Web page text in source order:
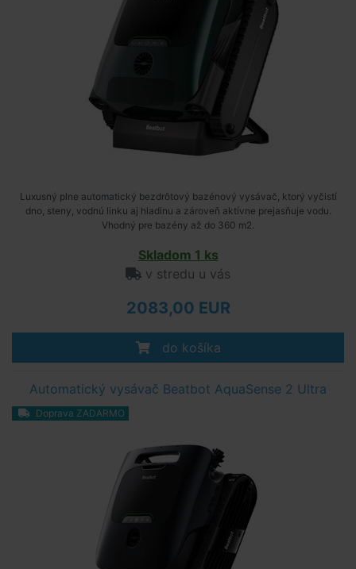
Luxusný plne automatický bezdrôtový bazénový vysávač, ktorý vyčistí
dno, steny, vodnú linku aj hladinu a zároveň aktívne prejasňuje vodu.
Vhodný pre bazény až do 360 m2.
Skladom 1 ks
v stredu u vás
2083,00 EUR
do košíka
Automatický vysávač Beatbot AquaSense 2 Ultra
Doprava ZADARMO